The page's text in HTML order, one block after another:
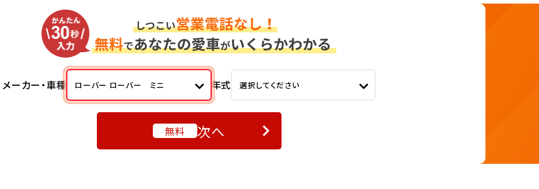
メーカー・車種 ローバー ローバー ミニ 年式 選択してください
無料 次へ